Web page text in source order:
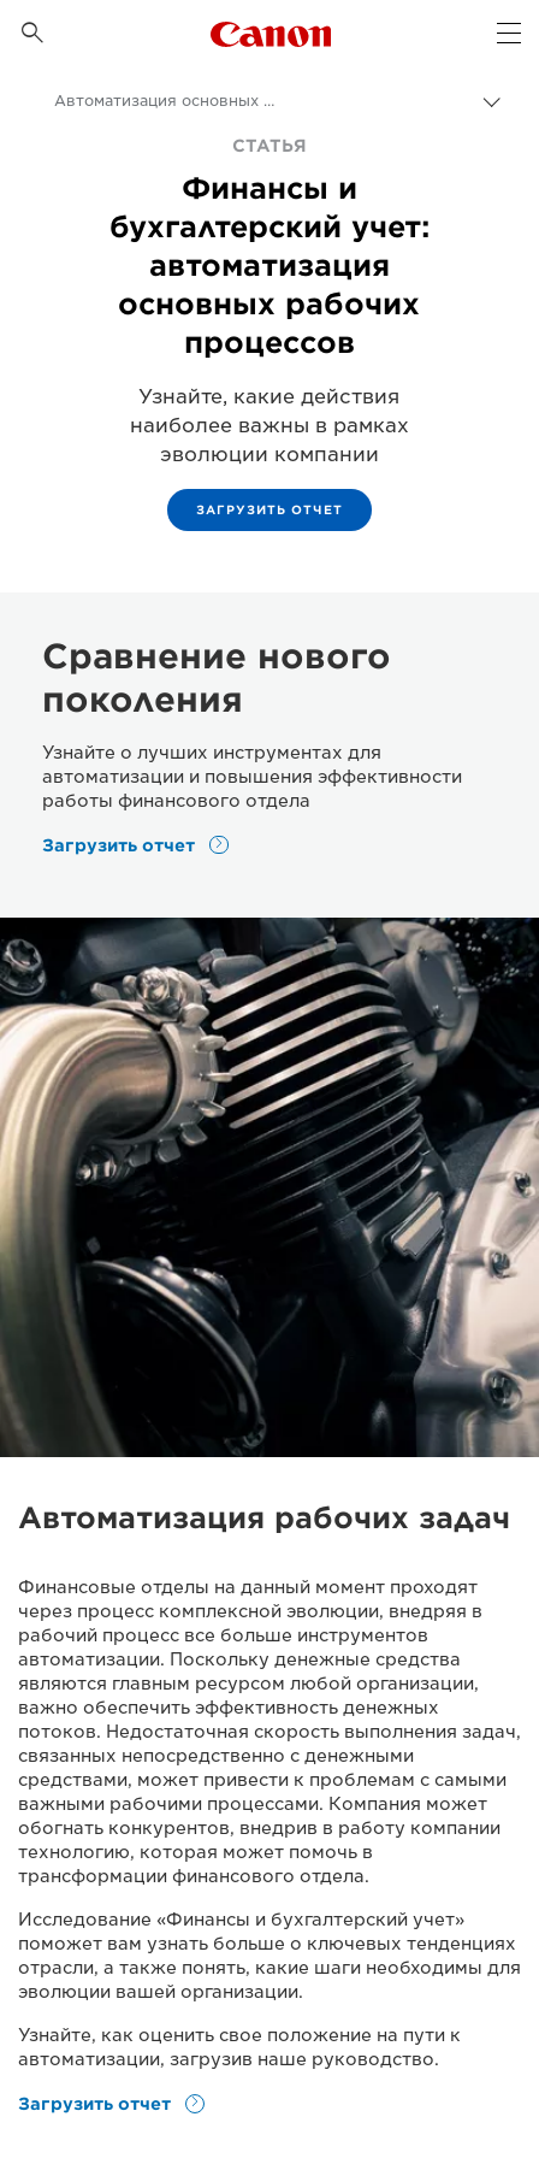

Canon Logo, back to
Бизнес-аналитика - B2B и новости индустрии
Статьи для профессионалов и бизнес-статьи
Автоматизация основных процессов обработки информации
СТАТЬЯ
Финансы и
бухгалтерский учет:
автоматизация
основных рабочих
процессов
Узнайте, какие действия
наиболее важны в рамках
эволюции компании
ЗАГРУЗИТЬ ОТЧЕТ
Сравнение нового
поколения
Узнайте о лучших инструментах для
автоматизации и повышения эффективности
работы финансового отдела
Загрузить отчет
Автоматизация рабочих задач
Финансовые отделы на данный момент проходят
через процесс комплексной эволюции, внедряя в
рабочий процесс все больше инструментов
автоматизации. Поскольку денежные средства
являются главным ресурсом любой организации,
важно обеспечить эффективность денежных
потоков. Недостаточная скорость выполнения задач,
связанных непосредственно с денежными
средствами, может привести к проблемам с самыми
важными рабочими процессами. Компания может
обогнать конкурентов, внедрив в работу компании
технологию, которая может помочь в
трансформации финансового отдела.
Исследование «Финансы и бухгалтерский учет»
поможет вам узнать больше о ключевых тенденциях
отрасли, а также понять, какие шаги необходимы для
эволюции вашей организации.
Узнайте, как оценить свое положение на пути к
автоматизации, загрузив наше руководство.
Загрузить отчет